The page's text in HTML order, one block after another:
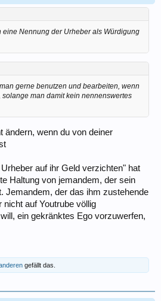
Nennung der Urheber als Würdigung
gerne benutzen und bearbeiten, wenn
man damit kein nennenswertes
ändern, wenn du von deiner
auf ihr Geld verzichten" hat
Haltung von jemandem, der sein
Jemandem, der das ihm zustehende
nicht auf Youtrube völlig
ein gekränktes Ego vorzuwerfen,
gefällt das.